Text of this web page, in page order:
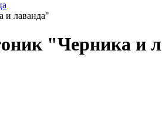
и лаванда"
"Черника и